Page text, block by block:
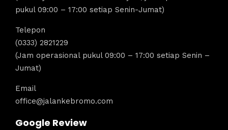
pukul 09:00 – 17:00 setiap Senin-Jumat)
Telepon
(0333) 2821229
(Jam operasional pukul 09:00 – 17:00 setiap Senin –
Jumat)
Email
office@jalankebromo.com
Google Review